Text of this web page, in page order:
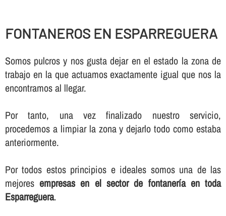
FONTANEROS EN ESPARREGUERA
Somos pulcros y nos gusta dejar en el estado la zona de
trabajo en la que actuamos exactamente igual que nos la
encontramos al llegar.
Por tanto, una vez finalizado nuestro servicio,
procedemos a limpiar la zona y dejarlo todo como estaba
anteriormente.
Por todos estos principios e ideales somos una de las
mejoresempresas en el sector de fontanerí­a en toda
Esparreguera.